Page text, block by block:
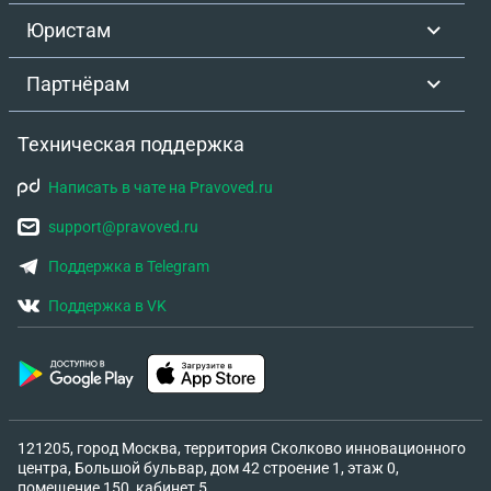
Юристам
Партнёрам
Техническая поддержка
Написать в чате на Pravoved.ru
support@pravoved.ru
Поддержка в Telegram
Поддержка в VK
121205, город Москва, территория Сколково инновационного
центра, Большой бульвар, дом 42 строение 1, этаж 0,